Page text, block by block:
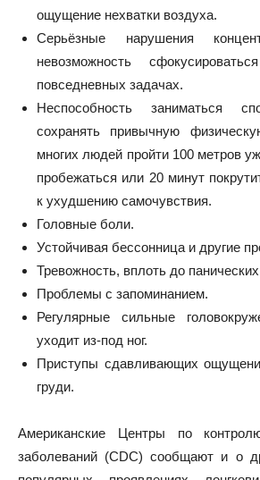
ощущение нехватки воздуха.
Серьёзные нарушения
невозможность
повседневных задачах.
Неспособность заниматься
сохранять привычную
многих людей пройти 100 метров
пробежаться или 20 минут
к ухудшению самочувствия.
Головные боли.
Устойчивая бессонница и другие
Тревожность, вплоть до панических
Проблемы с запоминанием.
Регулярные сильные
уходит из‑под ног.
Приступы сдавливающих
груди.
Американские Центры по
заболеваний (CDC)сообщают и о